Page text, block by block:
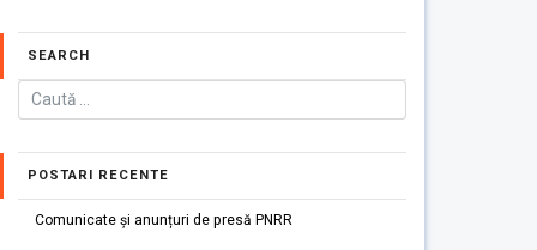
SEARCH
POSTARI RECENTE
Comunicate și anunțuri de presă PNRR